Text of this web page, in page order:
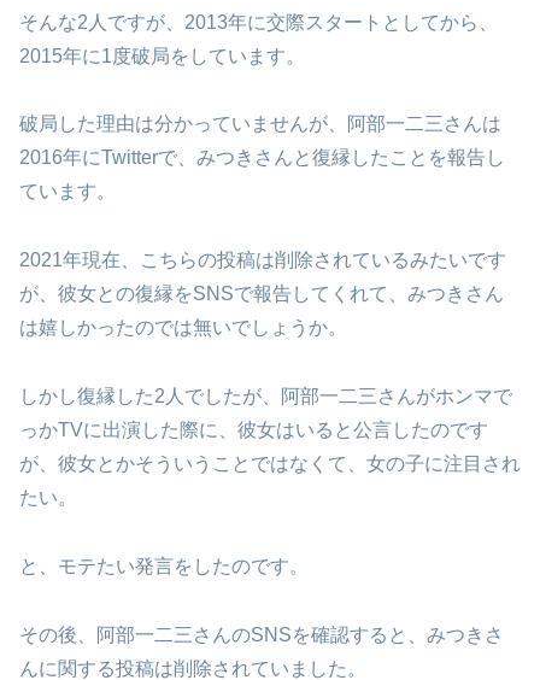
そんな2人ですが、2013年に交際スタートとしてから、
2015年に1度破局をしています。
破局した理由は分かっていませんが、阿部一二三さんは
2016年にTwitterで、みつきさんと復縁したことを報告し
ています。
2021年現在、こちらの投稿は削除されているみたいです
が、彼女との復縁をSNSで報告してくれて、みつきさん
は嬉しかったのでは無いでしょうか。
しかし復縁した2人でしたが、阿部一二三さんがホンマで
っかTVに出演した際に、彼女はいると公言したのです
が、彼女とかそういうことではなくて、女の子に注目され
たい。
と、モテたい発言をしたのです。
その後、阿部一二三さんのSNSを確認すると、みつきさ
んに関する投稿は削除されていました。